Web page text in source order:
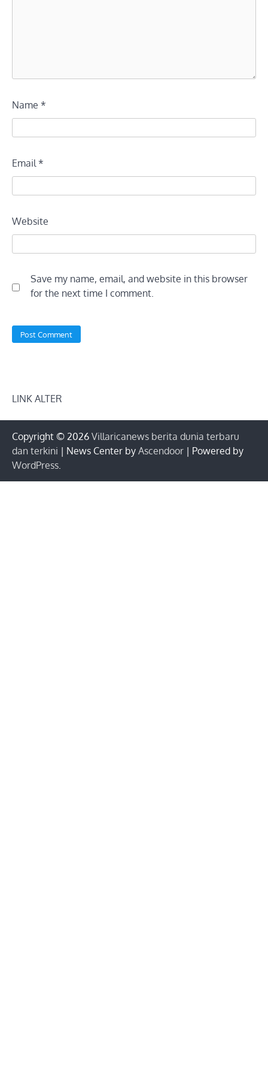
Name *
Email *
Website
Save my name, email, and website in this browser
for the next time I comment.
LINK ALTER
Copyright © 2026 Villaricanews berita dunia terbaru
dan terkini | News Center by Ascendoor | Powered by
WordPress.